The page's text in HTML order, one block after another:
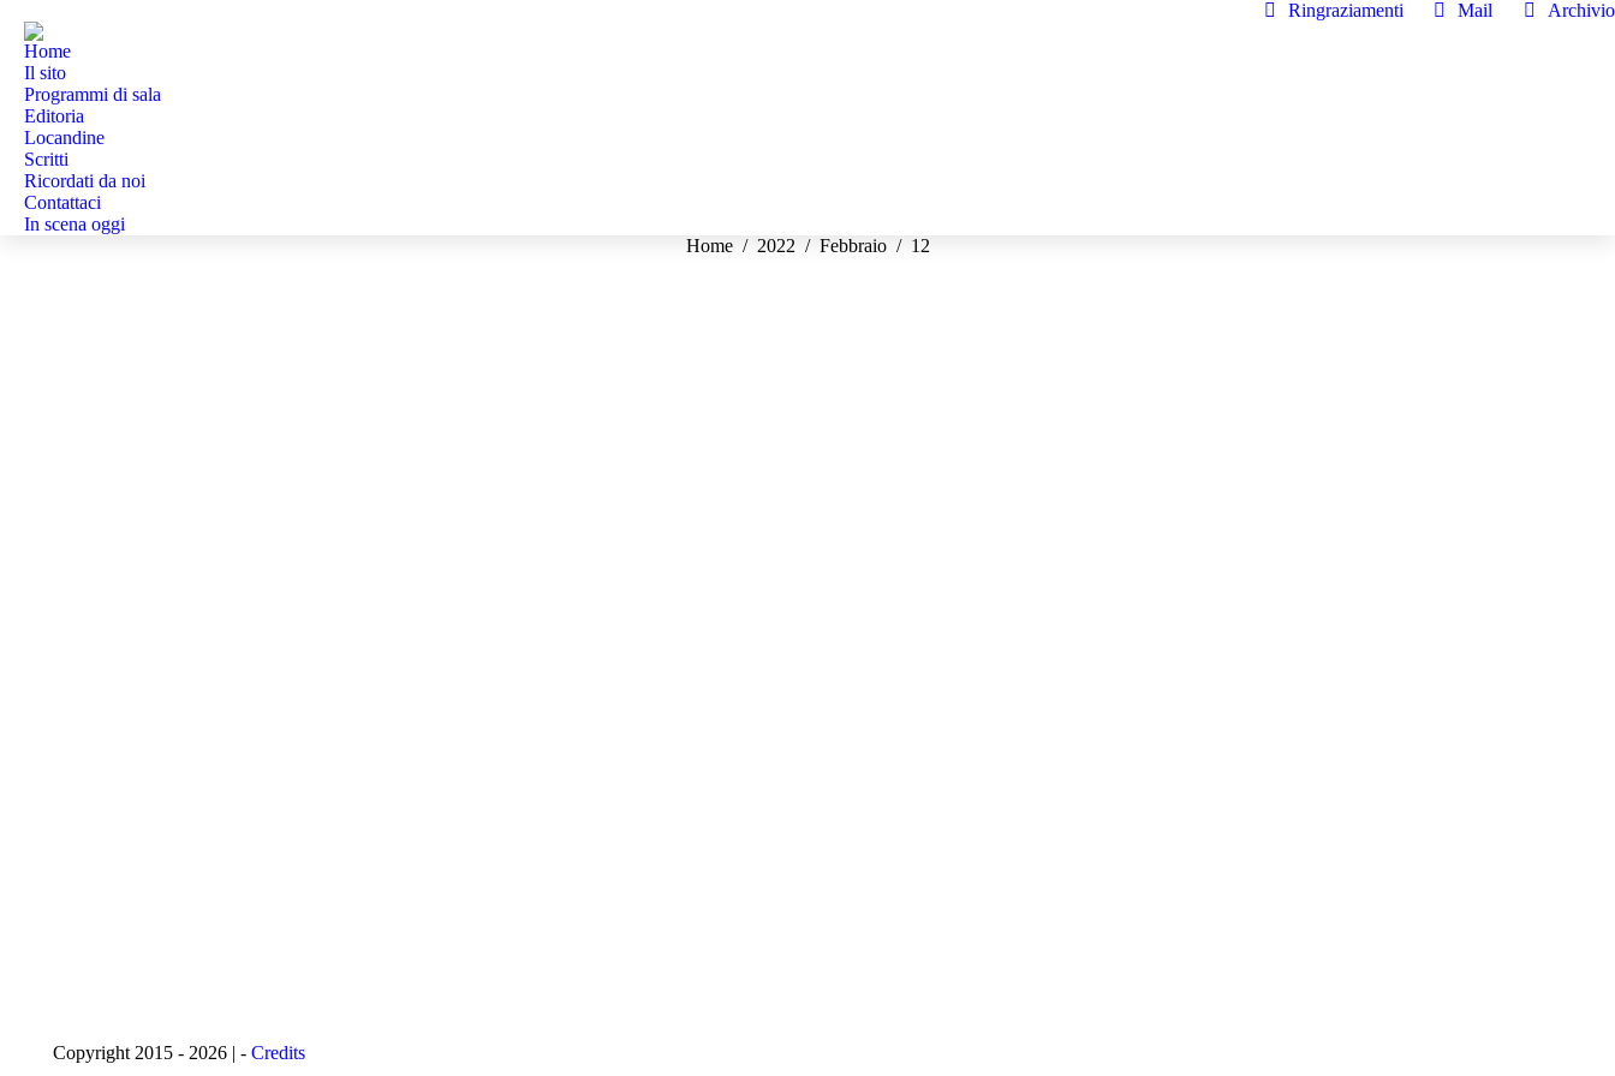
Ringraziamenti Mail
Archivio
Home
Il sito
Programmi di sala
Editoria
Locandine
Scritti
Ricordati da noi
Contattaci
In scena oggi
Tu sei qui:
Home 2022 Febbraio 12
Copyright 2015 - 2026 | - Credits